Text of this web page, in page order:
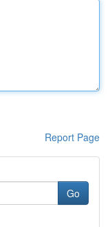
Report Page
Go